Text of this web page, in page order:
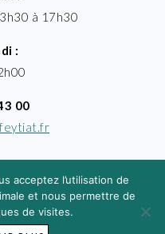
à 17h30
:
00
feytiat.fr
acceptez l’utilisation de
et nous permettre de
de visites.